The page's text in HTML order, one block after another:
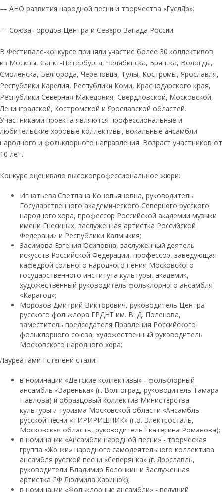
— АНО развития народной песни и творчества «ГуслЯр»;
— Союза городов Центра и Северо-Запада России.
В Фестивале-конкурсе приняли участие более 30 коллективов
из Москвы, Санкт-Петербурга, Челябинска, Брянска, Вологды,
Смоленска, Белгорода, Череповца, Тулы, Костромы, Ярославля,
Республики Карелия, Республики Коми, Краснодарского края,
Республики Северная Македония, Свердловской, Московской,
Ленинградской, Костромской и Ярославской областей.
Участниками проекта являются профессиональные и
любительские хоровые коллективы, вокальные ансамбли
народного и фольклорного направления. Возраст участников от
10 лет.
Конкурс оценивало высокопрофессиональное жюри:
Игнатьева Светлана Конопьяновна, руководитель
Государственного академического Северного русского
народного хора, профессор Российской академии музыки
имени Гнесиных, заслуженная артистка Российской
Федерации и Республики Калмыкия;
Засимова Евгения Осиповна, заслуженный деятель
искусств Российской Федерации, профессор, заведующая
кафедрой сольного народного пения Московского
государственного института культуры, академик,
художественный руководитель фольклорного ансамбля
«Карагод»;
Морозов Дмитрий Викторович, руководитель Центра
русского фольклора ГРДНТ им. В. Д. Поленова,
заместитель председателя Правления Российского
фольклорного союза, художественный руководитель
Московского народного хора;
Лауреатами I степени стали:
в номинации «Детские коллективы» - фольклорный
ансамбль «Варенька» (г. Волгоград, руководитель Тамара
Павлова) и образцовый коллектив Министерства
культуры и туризма Московской области «Ансамбль
русской песни «ТИРИРИШНИК» (г.о. Электросталь,
Московская область, руководитель Екатерина Романова);
в номинации «Ансамбли народной песни» - творческая
группа «Жонки» народного самодеятельного коллектива
ансамбля русской песни «Северянка» (г. Ярославль,
руководители Владимир Болонкин и Заслуженная
артистка РФ Людмила Харинюк);
в номинации «Фольклорные ансамбли» - ведущий